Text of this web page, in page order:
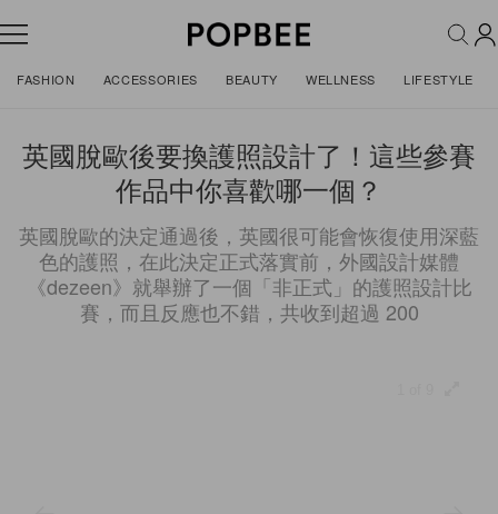
FASHION ACCESSORIES BEAUTY WELLNESS LIFESTYLE
英國脫歐後要換護照設計了！這些參賽
作品中你喜歡哪一個？
英國脫歐的決定通過後，英國很可能會恢復使用深藍
色的護照，在此決定正式落實前，外國設計媒體
《dezeen》就舉辦了一個「非正式」的護照設計比
賽，而且反應也不錯，共收到超過 200